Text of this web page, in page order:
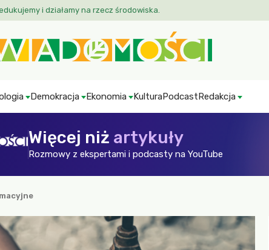
i działamy na rzecz środowiska.
Demokracja Ekonomia KulturaPodcastRedakcja
Więcej niż artykuły
Rozmowy z ekspertami i podcasty na YouTube